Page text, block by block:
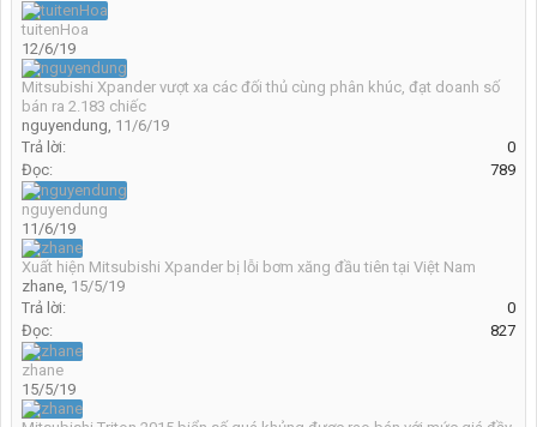
tuitenHoa
12/6/19
Mitsubishi Xpander vượt xa các đối thủ cùng phân khúc, đạt doanh số
bán ra 2.183 chiếc
nguyendung, 11/6/19
Trả lời:
0
Đọc:
789
nguyendung
11/6/19
Xuất hiện Mitsubishi Xpander bị lỗi bơm xăng đầu tiên tại Việt Nam
zhane, 15/5/19
Trả lời:
0
Đọc:
827
zhane
15/5/19